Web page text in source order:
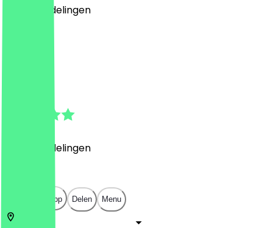
Beoordelingen
Beoordelingen
Open in app Delen Menu